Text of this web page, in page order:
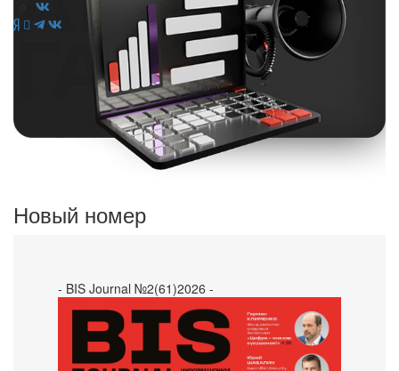
Новый номер
- BIS Journal №2(61)2026 -